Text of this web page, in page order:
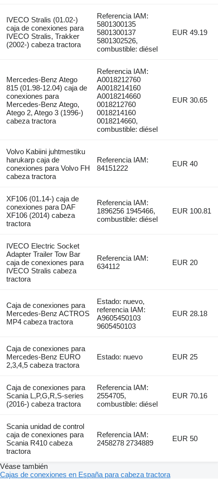
IVECO Stralis (01.02-)
caja de conexiones para
IVECO Stralis, Trakker
(2002-) cabeza tractora
Referencia IAM:
5801300135
5801300137
5801302526,
combustible: diésel
EUR 49.19
Mercedes-Benz Atego
815 (01.98-12.04) caja de
conexiones para
Mercedes-Benz Atego,
Atego 2, Atego 3 (1996-)
cabeza tractora
Referencia IAM:
A0018212760
A0018214160
A0018214660
0018212760
0018214160
0018214660,
combustible: diésel
EUR 30.65
Volvo Kabiini juhtmestiku
harukarp caja de
conexiones para Volvo FH
cabeza tractora
Referencia IAM:
84151222
EUR 40
XF106 (01.14-) caja de
conexiones para DAF
XF106 (2014) cabeza
tractora
Referencia IAM:
1896256 1945466,
combustible: diésel
EUR 100.81
IVECO Electric Socket
Adapter Trailer Tow Bar
caja de conexiones para
IVECO Stralis cabeza
tractora
Referencia IAM:
634112
EUR 20
Caja de conexiones para
Mercedes-Benz ACTROS
MP4 cabeza tractora
Estado: nuevo,
referencia IAM:
A9605450103
9605450103
EUR 28.18
Caja de conexiones para
Mercedes-Benz EURO
2,3,4,5 cabeza tractora
Estado: nuevo EUR 25
Caja de conexiones para
Scania L,P,G,R,S-series
(2016-) cabeza tractora
Referencia IAM:
2554705,
combustible: diésel
EUR 70.16
Scania unidad de control
caja de conexiones para
Scania R410 cabeza
tractora
Referencia IAM:
2458278 2734889
EUR 50
Véase también
Cajas de conexiones en España para cabeza tractora